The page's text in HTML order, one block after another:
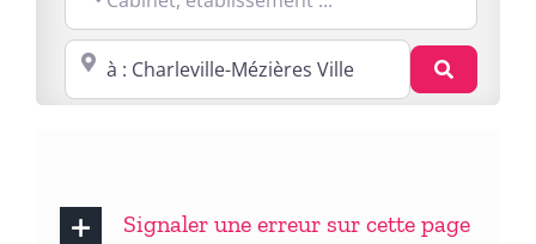
Proche de : ville, cp, lieu ...
Signaler une erreur sur cette page